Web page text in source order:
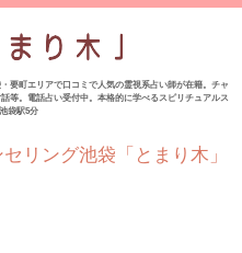
要町エリアで口コミで人気の霊視系占い師が在籍。チャ
等。電話占い受付中。本格的に学べるスピリチュアルス
袋駅5分
リング池袋「とまり木」